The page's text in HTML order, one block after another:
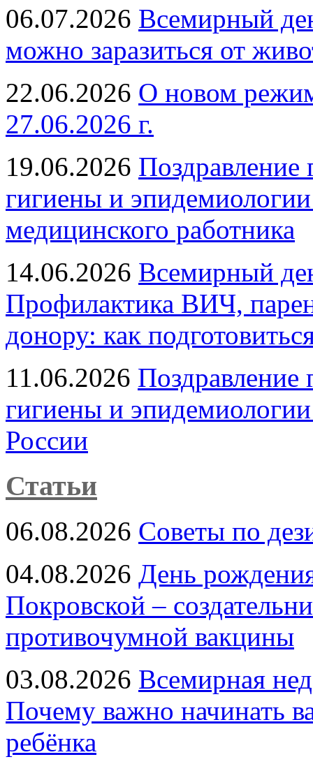
06.07.2026 Всемирный
можно заразиться от
22.06.2026 О новом
27.06.2026 г.
19.06.2026 Поздравление
гигиены и
медицинского работника
14.06.2026 Всемирный
Профилактика ВИЧ,
донору: как
11.06.2026 Поздравление
гигиены и
России
Статьи
06.08.2026 Советы по
04.08.2026 День
Покровской –
противочумной вакцины
03.08.2026 Всемирная
Почему важно начинать
ребёнка